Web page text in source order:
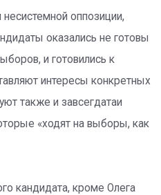
оппозиции,
оказались не готовы
и готовились к
интересы конкретных
также и завсегдатаи
«ходят на выборы, как
кандидата, кроме Олега